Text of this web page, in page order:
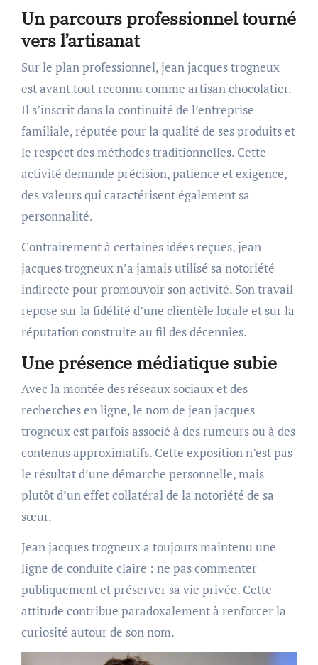
Un parcours professionnel tourné
vers l’artisanat
Sur le plan professionnel, jean jacques trogneux
est avant tout reconnu comme artisan chocolatier.
Il s’inscrit dans la continuité de l’entreprise
familiale, réputée pour la qualité de ses produits et
le respect des méthodes traditionnelles. Cette
activité demande précision, patience et exigence,
des valeurs qui caractérisent également sa
personnalité.
Contrairement à certaines idées reçues, jean
jacques trogneux n’a jamais utilisé sa notoriété
indirecte pour promouvoir son activité. Son travail
repose sur la fidélité d’une clientèle locale et sur la
réputation construite au fil des décennies.
Une présence médiatique subie
Avec la montée des réseaux sociaux et des
recherches en ligne, le nom de jean jacques
trogneux est parfois associé à des rumeurs ou à des
contenus approximatifs. Cette exposition n’est pas
le résultat d’une démarche personnelle, mais
plutôt d’un effet collatéral de la notoriété de sa
sœur.
Jean jacques trogneux a toujours maintenu une
ligne de conduite claire : ne pas commenter
publiquement et préserver sa vie privée. Cette
attitude contribue paradoxalement à renforcer la
curiosité autour de son nom.